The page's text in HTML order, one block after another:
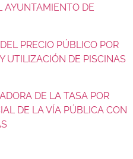
AYUNTAMIENTO DE
PRECIO PÚBLICO POR
UTILIZACIÓN DE PISCINAS
DE LA TASA POR
DE LA VÍA PÚBLICA CON